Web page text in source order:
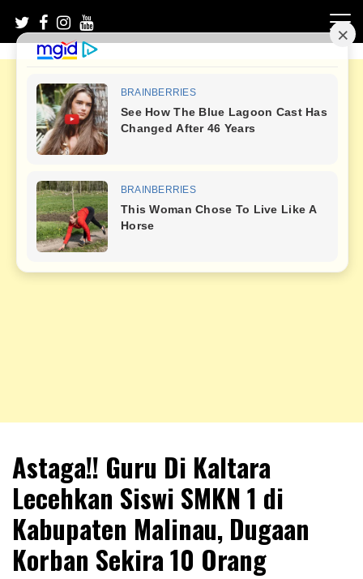
content
NKRIPOST
Astaga!! Guru Di Kaltara
Lecehkan Siswi SMKN 1 di
Kabupaten Malinau, Dugaan
Korban Sekira 10 Orang